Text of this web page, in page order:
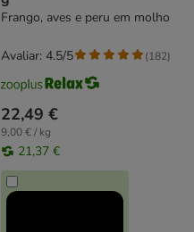
Frango, aves e peru em molho
22,49 €
9,00 € / kg
21,37 €
Avaliar: 4.5/5 (182)